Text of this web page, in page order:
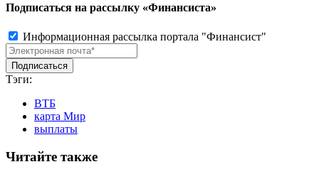
Подписаться на рассылку «Финансиста»
Информационная рассылка портала "Финансист"
Тэги:
ВТБ
карта Мир
выплаты
Читайте также